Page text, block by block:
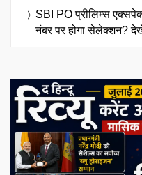
SBI PO प्रीलिम्स
नंबर पर होगा सेलेक्शन?